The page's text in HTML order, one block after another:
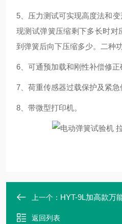
5、压力测试可实现高度法和变
现测试弹簧压缩剩下多长时对
到弹簧后向下压缩多少。二种
6、可通预加载和刚性补偿修正
7、荷重传感器过载保护及紧急
8、带微型打印机。
上一个： HYT-9L加高款万
返回列表